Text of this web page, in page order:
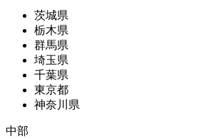
茨城県
栃木県
群馬県
埼玉県
千葉県
東京都
神奈川県
中部